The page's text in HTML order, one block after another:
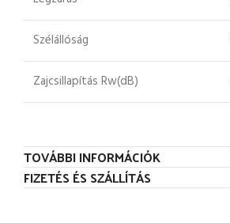
Szélállóság
Zajcsillapítás Rw(dB)
TOVÁBBI INFORMÁCIÓK
FIZETÉS ÉS SZÁLLÍTÁS